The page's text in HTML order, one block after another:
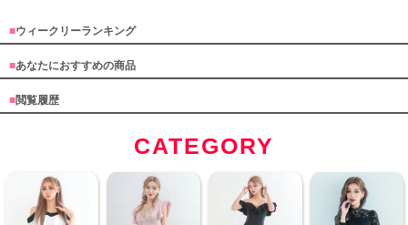
■ウィークリーランキング
■あなたにおすすめの商品
■閲覧履歴
CATEGORY